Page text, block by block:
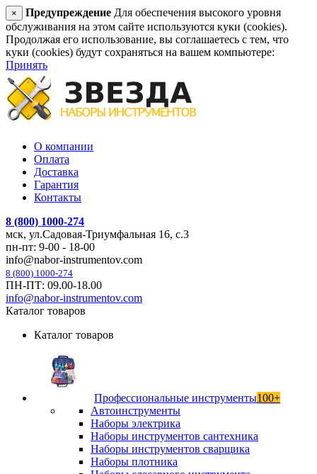
× Предупреждение Для обеспечения высокого уровня
обслуживания на этом сайте используются куки (cookies).
Продолжая его использование, вы соглашаетесь с тем, что
куки (cookies) будут сохраняться на вашем компьютере:
Принять
О компании
Оплата
Доставка
Гарантия
Контакты
8 (800) 1000-274
мск, ул.Садовая-Триумфальная 16, с.3
пн-пт: 9-00 - 18-00
info@nabor-instrumentov.com
8 (800) 1000-274
ПН-ПТ: 09.00-18.00
info@nabor-instrumentov.com
Каталог товаров
Каталог товаров
Профессиональные инструменты100+
Автоинструменты
Наборы электрика
Наборы инструментов сантехника
Наборы инструментов сварщика
Наборы плотника